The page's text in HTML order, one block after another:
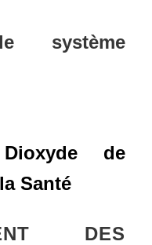
système
de
Santé
DES